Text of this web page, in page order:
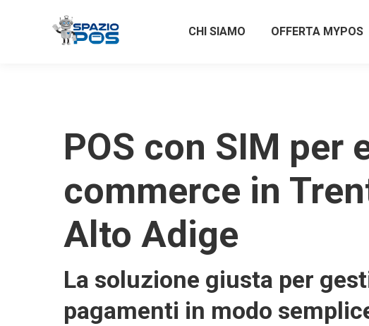
CHI SIAMO OFFERTA MYPOS
POS con SIM per
commerce in
Alto Adige
La soluzione giusta per
pagamenti in modo